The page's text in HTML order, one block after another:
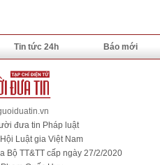
Tin tức 24h Báo mới
đưa tin Pháp luật
Luật gia Việt Nam
Bộ TT&TT cấp ngày 27/2/2020